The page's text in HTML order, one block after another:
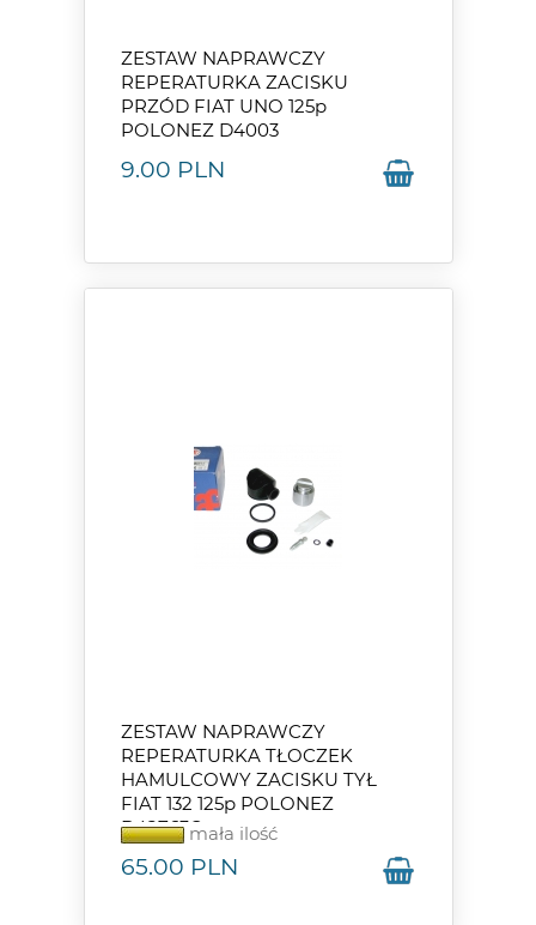
ZESTAW NAPRAWCZY
REPERATURKA ZACISKU
PRZÓD FIAT UNO 125p
POLONEZ D4003
9.00 PLN
ZESTAW NAPRAWCZY
REPERATURKA TŁOCZEK
HAMULCOWY ZACISKU TYŁ
FIAT 132 125p POLONEZ
D42763Cmała ilość
65.00 PLN